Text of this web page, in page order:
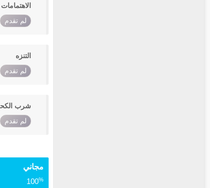
الاهتمامات
لم تقدم
التنزه
لم تقدم
شرب
لم تقدم
مجاني
100%